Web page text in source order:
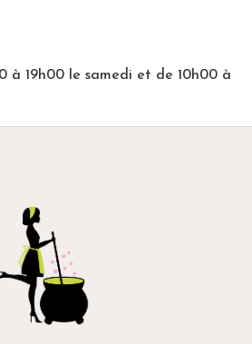
à 19h00 le samedi et de 10h00 à